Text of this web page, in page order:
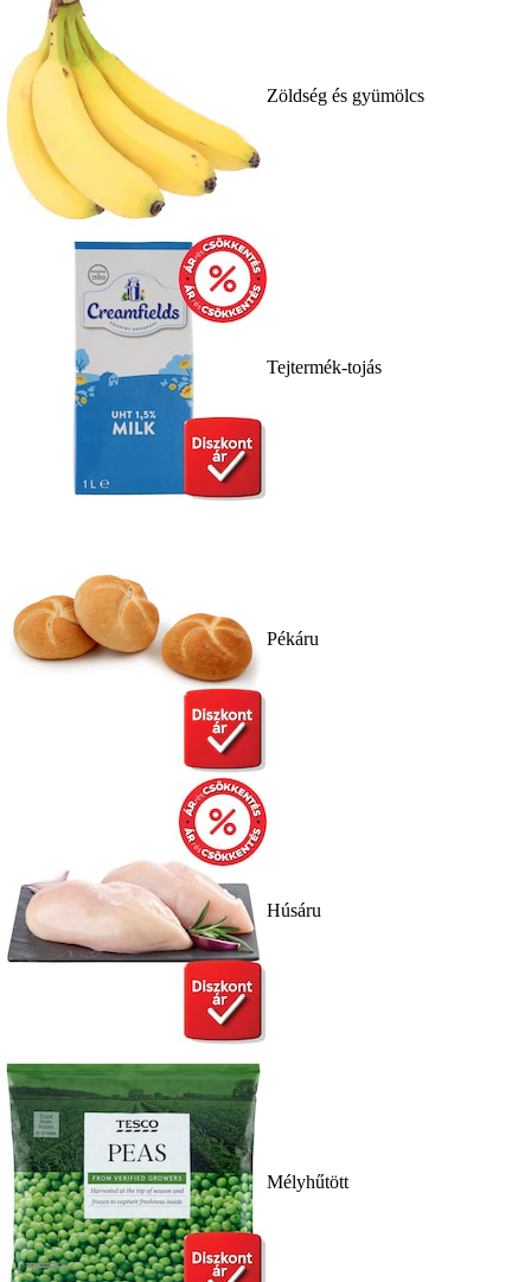
Zöldség és gyümölcs
Tejtermék-tojás
Pékáru
Húsáru
Mélyhűtött